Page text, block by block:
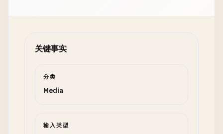
关键事实
分类
Media
输入类型